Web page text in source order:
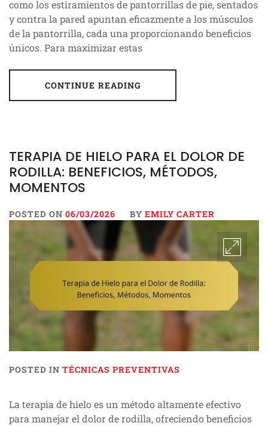
como los estiramientos de pantorrillas de pie, sentados
y contra la pared apuntan eficazmente a los músculos
de la pantorrilla, cada una proporcionando beneficios
únicos. Para maximizar estas
CONTINUE READING
TERAPIA DE HIELO PARA EL DOLOR DE
RODILLA: BENEFICIOS, MÉTODOS,
MOMENTOS
POSTED ON 06/03/2026 BY EMILY CARTER
POSTED IN TÉCNICAS PREVENTIVAS
La terapia de hielo es un método altamente efectivo
para manejar el dolor de rodilla, ofreciendo beneficios